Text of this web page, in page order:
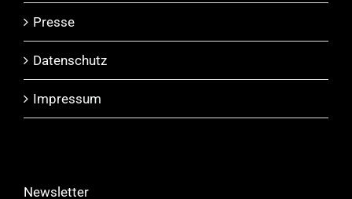
Presse
Datenschutz
Impressum
Newsletter